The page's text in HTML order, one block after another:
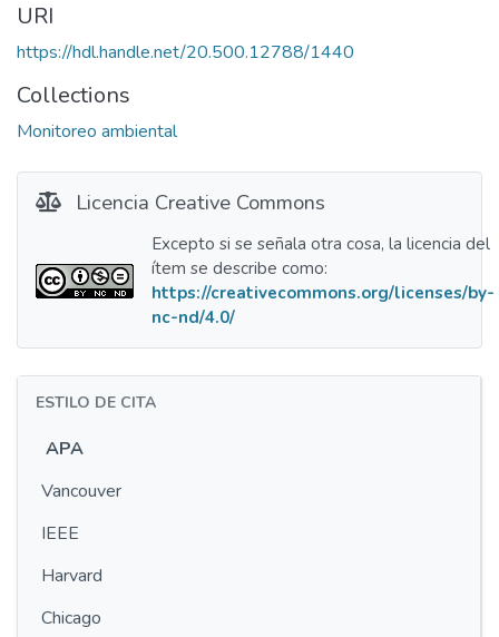
URI
https://hdl.handle.net/20.500.12788/1440
Collections
Monitoreo ambiental
Licencia Creative Commons
Excepto si se señala otra cosa, la licencia del
ítem se describe como:
https://creativecommons.org/licenses/by-
nc-nd/4.0/
ESTILO DE CITA
APA
Vancouver
IEEE
Harvard
Chicago